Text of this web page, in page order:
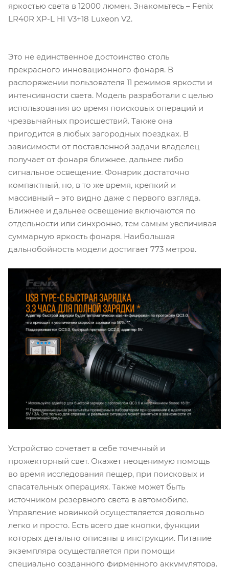
яркостью света в 12000 люмен. Знакомьтесь – Fenix
LR40R XP-L HI V3+18 Luxeon V2.
Это не единственное достоинство столь
прекрасного инновационного фонаря. В
распоряжении пользователя 11 режимов яркости и
интенсивности света. Модель разработали с целью
использования во время поисковых операций и
чрезвычайных происшествий. Также она
пригодится в любых загородных поездках. В
зависимости от поставленной задачи владелец
получает от фонаря ближнее, дальнее либо
сигнальное освещение. Фонарик достаточно
компактный, но, в то же время, крепкий и
массивный – это видно даже с первого взгляда.
Ближнее и дальнее освещение включаются по
отдельности или синхронно, тем самым увеличивая
суммарную яркость фонаря. Наибольшая
дальнобойность модели достигает 773 метров.
Устройство сочетает в себе точечный и
прожекторный свет. Окажет неоценимую помощь
во время исследования пещер, при поисковых и
спасательных операциях. Также может быть
источником резервного света в автомобиле.
Управление новинкой осуществляется довольно
легко и просто. Есть всего две кнопки, функции
которых детально описаны в инструкции. Питание
экземпляра осуществляется при помощи
специально созданного фирменного аккумулятора.